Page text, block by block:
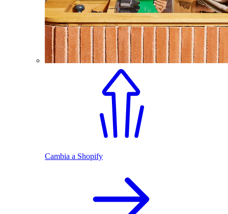
Cambia a Shopify